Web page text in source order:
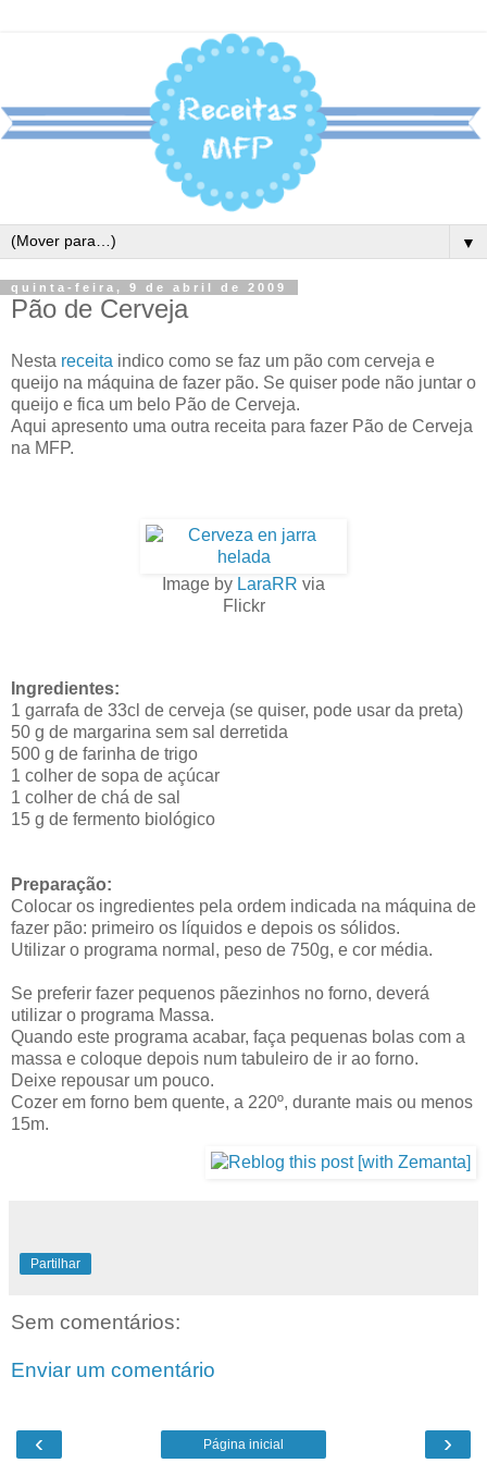
▼
quinta-feira, 9 de abril de 2009
Pão de Cerveja
Nesta receita indico como se faz um pão com cerveja e
queijo na máquina de fazer pão. Se quiser pode não juntar o
queijo e fica um belo Pão de Cerveja.
Aqui apresento uma outra receita para fazer Pão de Cerveja
na MFP.
Image by LaraRR via
Flickr
Ingredientes:
1 garrafa de 33cl de cerveja (se quiser, pode usar da preta)
50 g de margarina sem sal derretida
500 g de farinha de trigo
1 colher de sopa de açúcar
1 colher de chá de sal
15 g de fermento biológico
Preparação:
Colocar os ingredientes pela ordem indicada na máquina de
fazer pão: primeiro os líquidos e depois os sólidos.
Utilizar o programa normal, peso de 750g, e cor média.
Se preferir fazer pequenos pãezinhos no forno, deverá
utilizar o programa Massa.
Quando este programa acabar, faça pequenas bolas com a
massa e coloque depois num tabuleiro de ir ao forno.
Deixe repousar um pouco.
Cozer em forno bem quente, a 220º, durante mais ou menos
15m.
Partilhar
Sem comentários:
Enviar um comentário
‹ ›
Página inicial